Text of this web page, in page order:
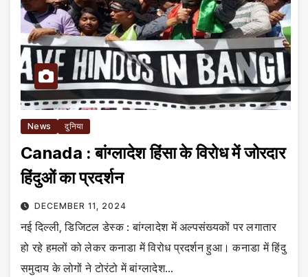
News दुनिया
Canada : बांग्लादेश हिंसा के विरोध में जोरदार
हिंदुओं का प्रदर्शन
DECEMBER 11, 2024
नई दिल्ली, डिजिटल डेस्क : बांग्लादेश में अल्पसंख्यकों पर लगातार
हो रहे हमलों को लेकर कनाडा में विरोध प्रदर्शन हुआ। कनाडा में हिंदु
समुदाय के लोगों ने टोरंटो में बांग्लादेश…